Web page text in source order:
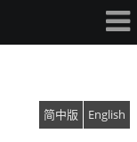
简中版 English